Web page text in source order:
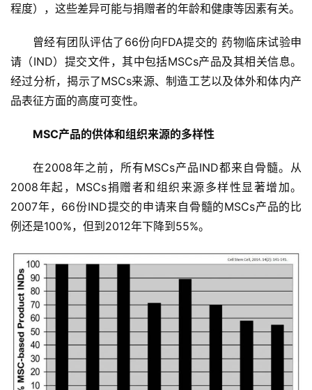
程度），这些差异可能与捐赠者的年龄和健康等因素有关。
曾经有团队评估了66份向FDA提交的 药物临床试验申
请（IND）提交文件，其中包括MSCs产品及其相关信息。
经过分析，揭示了MSCs来源、制造工艺以及体外和体内产
品表征方面的高度可变性。
MSC产品的供体和组织来源的多样性
在2008年之前，所有MSCs产品IND都来自骨髓。从
2008年起，MSCs捐赠者和组织来源多样性显著增加。
2007年，66份IND提交的申请来自骨髓的MSCs产品的比
例还是100%，但到2012年下降到55%。